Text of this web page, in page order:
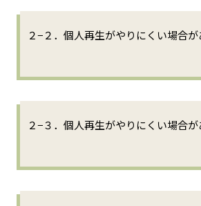
２−２．個人再生がやりにくい場合
２−３．個人再生がやりにくい場合